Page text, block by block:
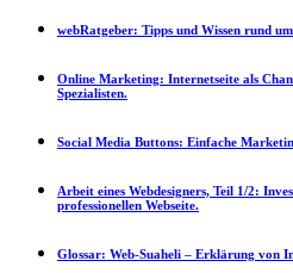
webRatgeber: Tipps und Wissen rund
Online Marketing: Internetseite als
Spezialisten.
Social Media Buttons: Einfache
Arbeit eines Webdesigners, Teil 1/2:
professionellen Webseite.
Glossar: Web-Suaheli – Erklärung von